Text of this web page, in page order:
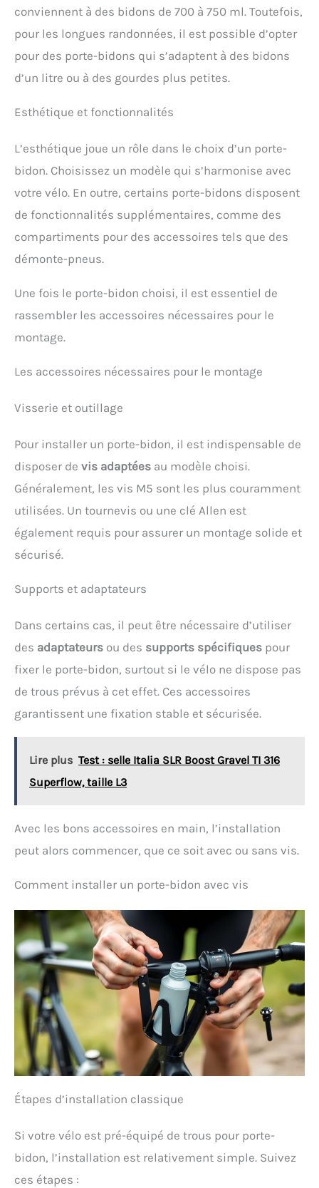
conviennent à des bidons de 700 à 750 ml. Toutefois,
pour les longues randonnées, il est possible d’opter
pour des porte-bidons qui s’adaptent à des bidons
d’un litre ou à des gourdes plus petites.
Esthétique et fonctionnalités
L’esthétique joue un rôle dans le choix d’un porte-
bidon. Choisissez un modèle qui s’harmonise avec
votre vélo. En outre, certains porte-bidons disposent
de fonctionnalités supplémentaires, comme des
compartiments pour des accessoires tels que des
démonte-pneus.
Une fois le porte-bidon choisi, il est essentiel de
rassembler les accessoires nécessaires pour le
montage.
Les accessoires nécessaires pour le montage
Visserie et outillage
Pour installer un porte-bidon, il est indispensable de
disposer de vis adaptées au modèle choisi.
Généralement, les vis M5 sont les plus couramment
utilisées. Un tournevis ou une clé Allen est
également requis pour assurer un montage solide et
sécurisé.
Supports et adaptateurs
Dans certains cas, il peut être nécessaire d’utiliser
des adaptateurs ou des supports spécifiques pour
fixer le porte-bidon, surtout si le vélo ne dispose pas
de trous prévus à cet effet. Ces accessoires
garantissent une fixation stable et sécurisée.
Lire plus Test : selle Italia SLR Boost Gravel TI 316
Superflow, taille L3
Avec les bons accessoires en main, l’installation
peut alors commencer, que ce soit avec ou sans vis.
Comment installer un porte-bidon avec vis
Étapes d’installation classique
Si votre vélo est pré-équipé de trous pour porte-
bidon, l’installation est relativement simple. Suivez
ces étapes :